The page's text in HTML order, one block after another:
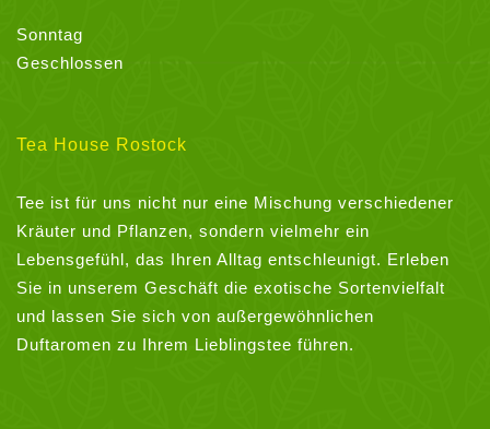
Sonntag
Geschlossen
Tea House Rostock
Tee ist für uns nicht nur eine Mischung verschiedener
Kräuter und Pflanzen, sondern vielmehr ein
Lebensgefühl, das Ihren Alltag entschleunigt. Erleben
Sie in unserem Geschäft die exotische Sortenvielfalt
und lassen Sie sich von außergewöhnlichen
Duftaromen zu Ihrem Lieblingstee führen.